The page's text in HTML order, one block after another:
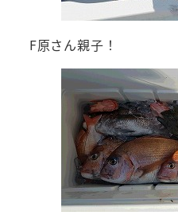
F原さん親子！